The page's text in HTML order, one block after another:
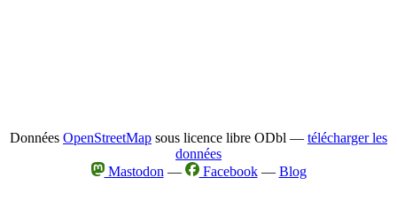
Données OpenStreetMap sous licence libre ODbl — télécharger les
données
Mastodon — Facebook— Blog